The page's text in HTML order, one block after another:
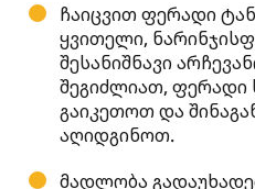
ჩაიცვით ფერადი
ყვითელი,
შესანიშნავი
შეგიძლიათ, ფერადი
გაიკეთოთ და
აღიდგინოთ.
მადლობა